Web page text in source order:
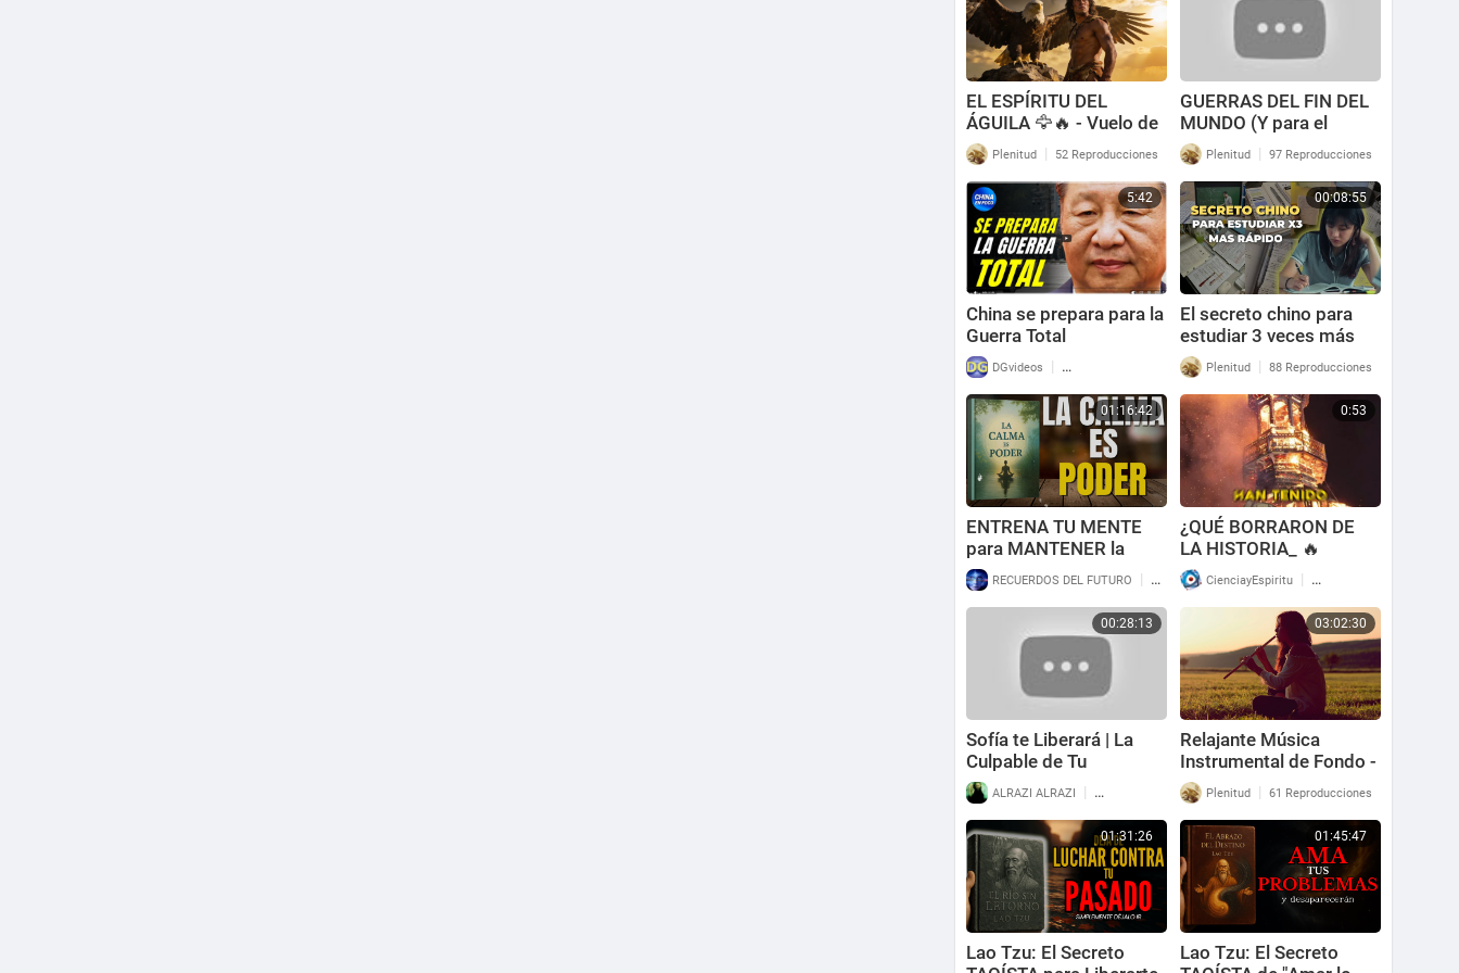
EL ESPÍRITU DEL
ÁGUILA 🦅🔥 - Vuelo de
Conciencia y Soberanía
Interior ⚔️
Plenitud | 52 Reproducciones
GUERRAS DEL FIN DEL
MUNDO (Y para el
ANTICRISTO) | Prof.
Jiang Xueqin
Plenitud | 97 Reproducciones
5:42
China se prepara para la
Guerra Total
DGvideos | 132 Reproducciones
00:08:55
El secreto chino para
estudiar 3 veces más
rápido
Plenitud | 88 Reproducciones
01:16:42
ENTRENA TU MENTE
para MANTENER la
CALMA en Cualquier
Situación
RECUERDOS DEL FUTURO | 136 Reproducciones
0:53
¿QUÉ BORRARON DE
LA HISTORIA_ 🔥
Ciudades QUEMADAS…
PIEDRAS DERRETIDAS
y NIÑOS enviados para
REPOBLAR
CienciayEspiritu | 70 Reproducciones
00:28:13
Sofía te Liberará | La
Culpable de Tu
Sufrimiento
REGRESARÁ para
LIBERARTE DE LOS
ARCONTES
ALRAZI ALRAZI | 94 Reproducciones
03:02:30
Relajante Música
Instrumental de Fondo -
Música para Calmar la
Mente y Eliminar el
estrés
Plenitud | 61 Reproducciones
01:31:26
Lao Tzu: El Secreto
01:45:47
Lao Tzu: El Secreto